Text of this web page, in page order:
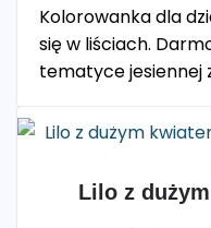
Kolorowanka dla
się w liściach.
tematyce jesiennej
Lilo z